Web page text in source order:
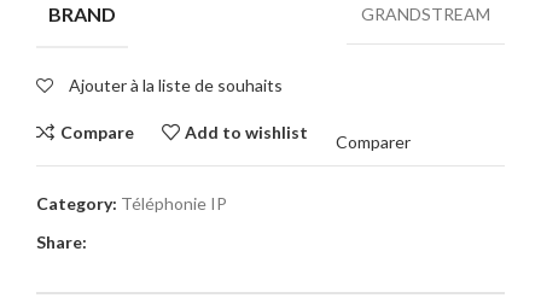
BRAND GRANDSTREAM
Ajouter à la liste de souhaits
Compare Add to wishlist
Comparer
Category: Téléphonie IP
Share: